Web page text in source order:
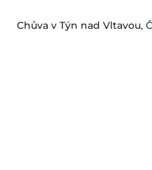
Chůva v Týn nad Vltavou,